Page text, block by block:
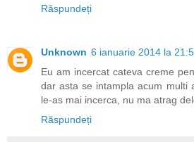
Răspundeți
Unknown 6 ianuarie 2014 la
Eu am incercat cateva creme
dar asta se intampla acum multi
le-as mai incerca, nu ma atrag
Răspundeți